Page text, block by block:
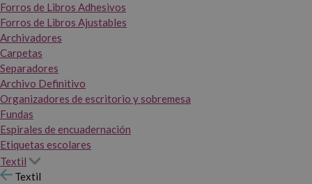
Forros de Libros Adhesivos
Forros de Libros Ajustables
Archivadores
Carpetas
Separadores
Archivo Definitivo
Organizadores de escritorio y sobremesa
Fundas
Espirales de encuadernación
Etiquetas escolares
Textil
Textil